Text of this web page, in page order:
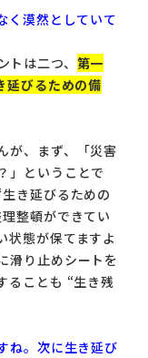
く漠然としていて
は二つ、 第一
延びるための備
が、まず、「災害
」ということで
き延びるための
整頓ができてい
状態が保てますよ
滑り止めシートを
ることも “生き残
ね。次に生き延び